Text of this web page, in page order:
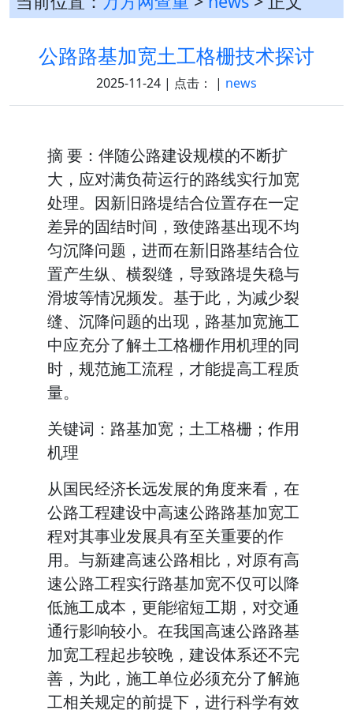
公路路基加宽土工格栅技术探讨
2025-11-24 | 点击： | news
摘 要：伴随公路建设规模的不断扩
大，应对满负荷运行的路线实行加宽
处理。因新旧路堤结合位置存在一定
差异的固结时间，致使路基出现不均
匀沉降问题，进而在新旧路基结合位
置产生纵、横裂缝，导致路堤失稳与
滑坡等情况频发。基于此，为减少裂
缝、沉降问题的出现，路基加宽施工
中应充分了解土工格栅作用机理的同
时，规范施工流程，才能提高工程质
量。
关键词：路基加宽；土工格栅；作用
机理
从国民经济长远发展的角度来看，在
公路工程建设中高速公路路基加宽工
程对其事业发展具有至关重要的作
用。与新建高速公路相比，对原有高
速公路工程实行路基加宽不仅可以降
低施工成本，更能缩短工期，对交通
通行影响较小。在我国高速公路路基
加宽工程起步较晚，建设体系还不完
善，为此，施工单位必须充分了解施
工相关规定的前提下，进行科学有效